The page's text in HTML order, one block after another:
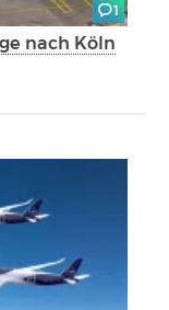
1
nach Köln